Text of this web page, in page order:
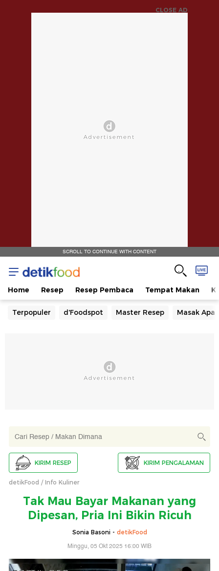
CLOSE AD
SCROLL TO CONTINUE WITH CONTENT
Home Resep Resep Pembaca Tempat Makan
Terpopuler d'Foodspot Master Resep Masak Apa
KIRIM RESEP KIRIM PENGALAMAN
detikFood Info Kuliner
Tak Mau Bayar Makanan yang
Dipesan, Pria Ini Bikin Ricuh
Sonia Basoni - detikFood
Minggu, 05 Okt 2025 16:00 WIB